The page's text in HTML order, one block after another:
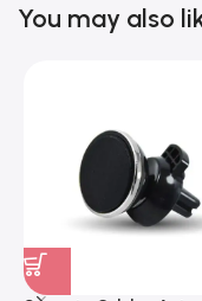
You may also